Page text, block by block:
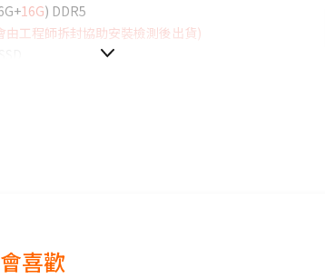
16G) DDR5
工程師拆封協助安裝檢測後出貨)
喜歡